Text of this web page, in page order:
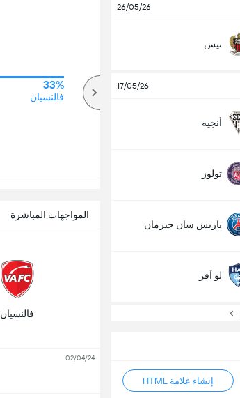
26/05/26
نيس
17/05/26
أنجيه
تولوز
باريس سان جيرمان
لو آفر
إنشاء علامة HTML
33%
فالنسيان
50%
المواجهات المباشرة
فالنسيان
02/04/24